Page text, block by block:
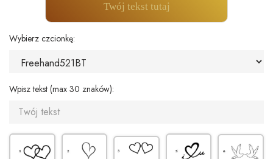
Twój tekst tutaj
Wybierz czcionkę:
Wpisz tekst (max 30 znaków):